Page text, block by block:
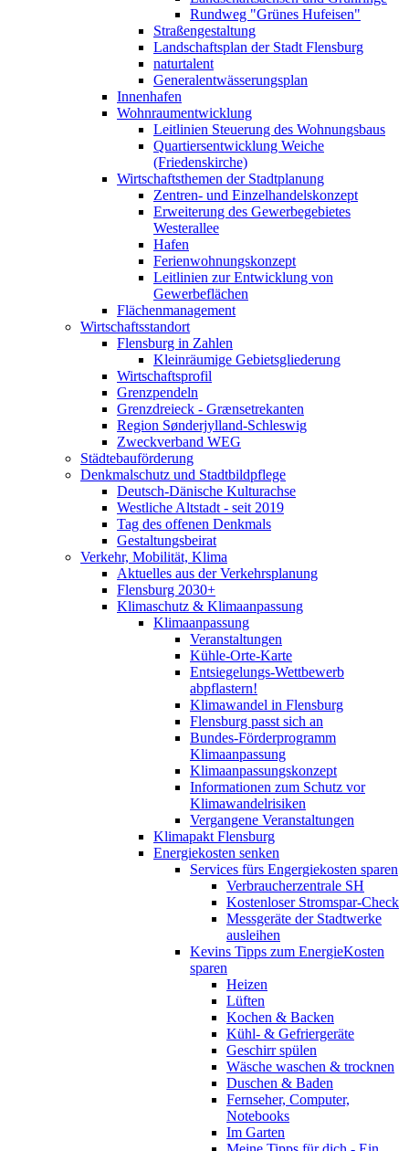
Rundweg "Grünes Hufeisen"
Straßengestaltung
Landschaftsplan der Stadt Flensburg
naturtalent
Generalentwässerungsplan
Innenhafen
Wohnraumentwicklung
Leitlinien Steuerung des Wohnungsbaus
Quartiersentwicklung Weiche
(Friedenskirche)
Wirtschaftsthemen der Stadtplanung
Zentren- und Einzelhandelskonzept
Erweiterung des Gewerbegebietes
Westerallee
Hafen
Ferienwohnungskonzept
Leitlinien zur Entwicklung von
Gewerbeflächen
Flächenmanagement
Wirtschaftsstandort
Flensburg in Zahlen
Kleinräumige Gebietsgliederung
Wirtschaftsprofil
Grenzpendeln
Grenzdreieck - Grænsetrekanten
Region Sønderjylland-Schleswig
Zweckverband WEG
Städtebauförderung
Denkmalschutz und Stadtbildpflege
Deutsch-Dänische Kulturachse
Westliche Altstadt - seit 2019
Tag des offenen Denkmals
Gestaltungsbeirat
Verkehr, Mobilität, Klima
Aktuelles aus der Verkehrsplanung
Flensburg 2030+
Klimaschutz & Klimaanpassung
Klimaanpassung
Veranstaltungen
Kühle-Orte-Karte
Entsiegelungs-Wettbewerb
abpflastern!
Klimawandel in Flensburg
Flensburg passt sich an
Bundes-Förderprogramm
Klimaanpassung
Klimaanpassungskonzept
Informationen zum Schutz vor
Klimawandelrisiken
Vergangene Veranstaltungen
Klimapakt Flensburg
Energiekosten senken
Services fürs Engergiekosten sparen
Verbraucherzentrale SH
Kostenloser Stromspar-Check
Messgeräte der Stadtwerke
ausleihen
Kevins Tipps zum EnergieKosten
sparen
Heizen
Lüften
Kochen & Backen
Kühl- & Gefriergeräte
Geschirr spülen
Wäsche waschen & trocknen
Duschen & Baden
Fernseher, Computer,
Notebooks
Im Garten